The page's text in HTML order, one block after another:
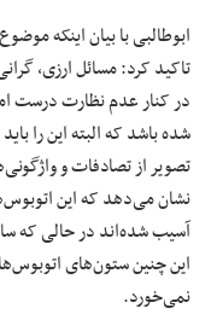
ابوطالبی با بیان اینکه
تاکید کرد: مسائل ارزی،
در کنار عدم نظارت درست
شده باشد که البته این را
تصویر از تصادفات و
نشان می‌دهد که این
آسیب شده‌اند در حالی که
این چنین ستون‌های
نمی‌خورد.